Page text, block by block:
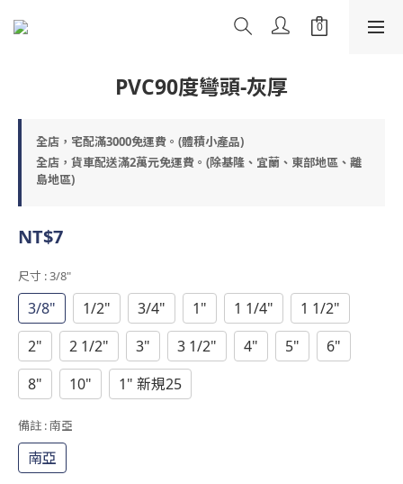
PVC90度彎頭-灰厚
全店，宅配滿3000免運費。(體積小產品)
全店，貨車配送滿2萬元免運費。(除基隆、宜蘭、東部地區、離
島地區)
NT$7
尺寸 : 3/8"
3/8" 1/2" 3/4" 1" 1 1/4"
1 1/2"
2"
2 1/2" 3" 3 1/2" 4" 5"
6"
8"
10" 1" 新規25
備註 : 南亞
南亞